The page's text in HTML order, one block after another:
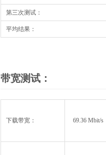
第三次测试：
平均结果：
带宽测试：
下载带宽： 69.36 Mbit/s